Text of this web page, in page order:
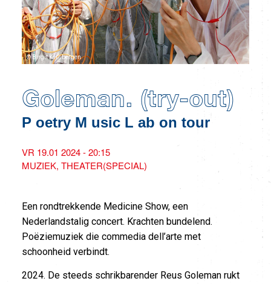
© Birgit Kersbergen
Goleman. (try-out)
P oetry M usic L ab on tour
VR 19.01 2024 - 20:15
MUZIEK THEATER(SPECIAL)
Een rondtrekkende Medicine Show, een
Nederlandstalig concert. Krachten bundelend.
Poëziemuziek die commedia dell’arte met
schoonheid verbindt.
2024. De steeds schrikbarender Reus Goleman rukt